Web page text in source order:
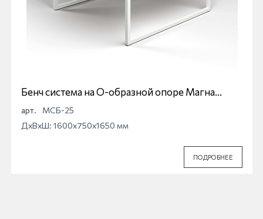
Бенч система на О-образной опоре Магна
МСБ-25
арт.
МСБ-25
ДхВхШ: 1600x750x1650 мм
ПОДРОБНЕЕ